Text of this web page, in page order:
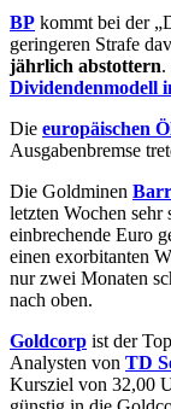
BP kommt bei der
geringeren Strafe
jährlich abstottern.
Dividendenmodell
Die europäischen
Ausgabenbremse
Die Goldminen
letzten Wochen
einbrechende Euro
einen exorbitanten
nur zwei Monaten
nach oben.
Goldcorp ist der
Analysten von TD
Kursziel von 32,00